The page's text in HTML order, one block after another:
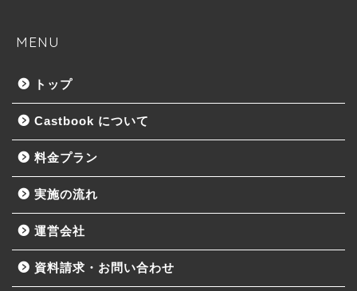
MENU
トップ
Castbook について
料金プラン
実施の流れ
運営会社
資料請求・お問い合わせ